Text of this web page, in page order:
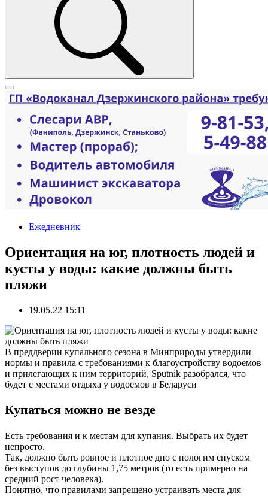
Ежедневник
Ориентация на юг, плотность людей и
кусты у воды: какие должны быть
пляжи
19.05.22 15:11
В преддверии купального сезона в Минприроды утвердили
нормы и правила с требованиями к благоустройству водоемов
и прилегающих к ним территорий, Sputnik разобрался, что
будет с местами отдыха у водоемов в Беларуси
Купаться можно не везде
Есть требования и к местам для купания. Выбрать их будет
непросто.
Так, должно быть ровное и плотное дно с пологим спуском
без выступов до глубины 1,75 метров (то есть примерно на
средний рост человека).
Понятно, что правилами запрещено устраивать места для